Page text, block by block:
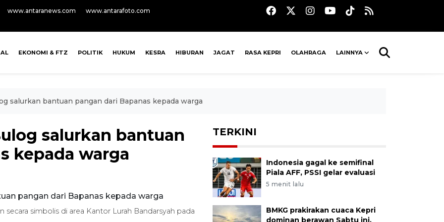
www.antaranews.com www.antarafoto.com
EKONOMI & FTZ POLITIK HUKUM KESRA HIBURAN JAGAT RASA KEPRI OLAHRAGA LAINNYA
salurkan bantuan pangan dari Bapanas kepada warga
salurkan bantuan
kepada warga
simbolis di area Kantor Lurah Bandarsyah pada
TERKINI
Indonesia gagal ke semifinal
Piala AFF, PSSI gelar evaluasi
5 menit lalu
BMKG prakirakan cuaca Kepri
dominan berawan Sabtu ini,